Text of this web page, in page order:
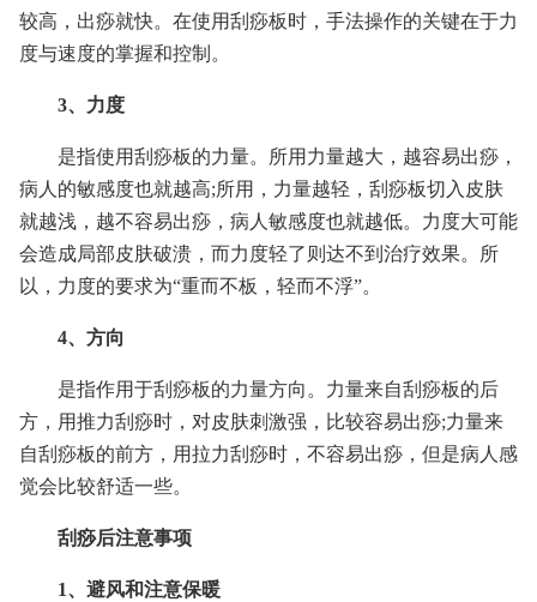
较高，出痧就快。在使用刮痧板时，手法操作的关键在于力
度与速度的掌握和控制。
3、力度
是指使用刮痧板的力量。所用力量越大，越容易出痧，
病人的敏感度也就越高;所用，力量越轻，刮痧板切入皮肤
就越浅，越不容易出痧，病人敏感度也就越低。力度大可能
会造成局部皮肤破溃，而力度轻了则达不到治疗效果。所
以，力度的要求为“重而不板，轻而不浮”。
4、方向
是指作用于刮痧板的力量方向。力量来自刮痧板的后
方，用推力刮痧时，对皮肤刺激强，比较容易出痧;力量来
自刮痧板的前方，用拉力刮痧时，不容易出痧，但是病人感
觉会比较舒适一些。
刮痧后注意事项
1、避风和注意保暖